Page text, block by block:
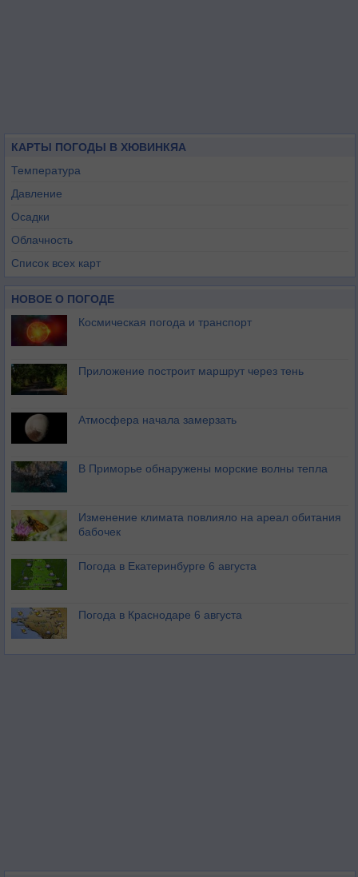
КАРТЫ ПОГОДЫ В ХЮВИНКЯА
Температура
Давление
Осадки
Облачность
Список всех карт
НОВОЕ О ПОГОДЕ
Космическая погода и транспорт
Приложение построит маршрут через тень
Атмосфера начала замерзать
В Приморье обнаружены морские волны тепла
Изменение климата повлияло на ареал обитания
бабочек
Погода в Екатеринбурге 6 августа
Погода в Краснодаре 6 августа